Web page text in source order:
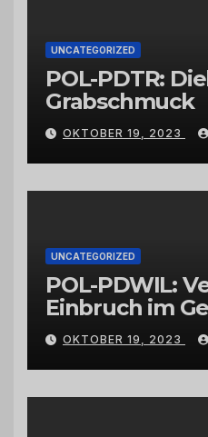
UNCATEGORIZED
POL-PDTR:
Grabschmuck
OKTOBER 19, 2023
UNCATEGORIZED
POL-PDWIL:
Einbruch im
Wittlich
OKTOBER 19, 2023